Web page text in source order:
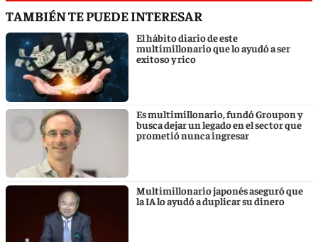
TAMBIÉN TE PUEDE INTERESAR
El hábito diario de este
multimillonario que lo ayudó a ser
exitoso y rico
Es multimillonario, fundó Groupon y
busca dejar un legado en el sector que
prometió nunca ingresar
Multimillonario japonés aseguró que
la IA lo ayudó a duplicar su dinero